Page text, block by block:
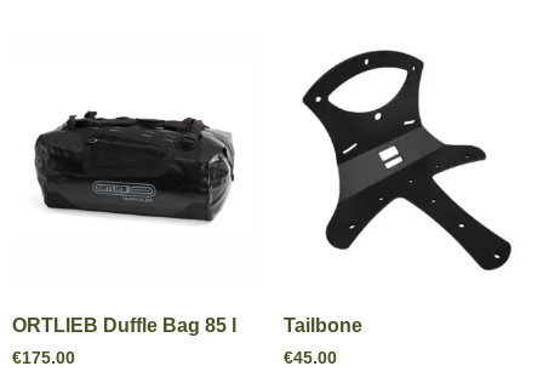
ORTLIEB Duffle Bag 85 l
€175.00
Tailbone
€45.00